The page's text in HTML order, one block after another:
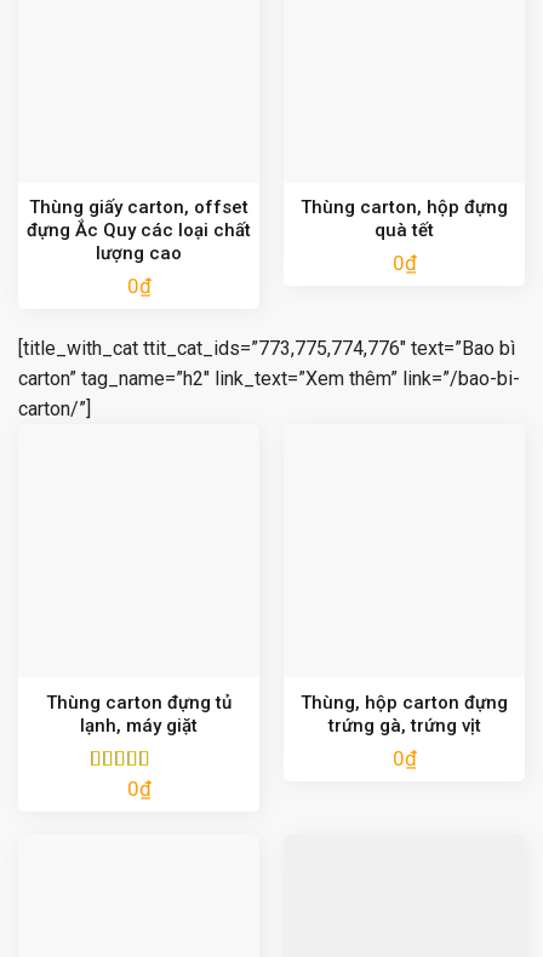
Thùng giấy carton, offset
đựng Ắc Quy các loại chất
lượng cao
0₫
Thùng carton, hộp đựng
quà tết
0₫
[title_with_cat ttit_cat_ids=”773,775,774,776″ text=”Bao bì
carton” tag_name=”h2″ link_text=”Xem thêm” link=”/bao-bi-
carton/”]
Thùng carton đựng tủ
lạnh, máy giặt
Được xếp
0₫
Thùng, hộp carton đựng
trứng gà, trứng vịt
0₫